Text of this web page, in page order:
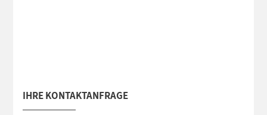
IHRE KONTAKTANFRAGE